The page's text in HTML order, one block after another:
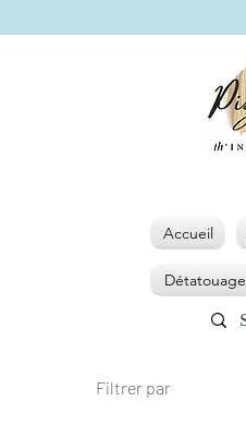
Accueil
Détatouage
Filtrer par